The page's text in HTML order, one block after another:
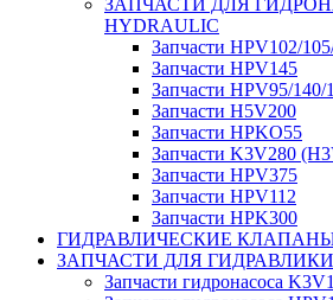
HYDRAULIC
Запчасти HPV102/
Запчасти HPV145
Запчасти HPV95/140/
Запчасти H5V200
Запчасти HPKO55
Запчасти K3V280
Запчасти HPV375
Запчасти HPV112
Запчасти HPK300
ГИДРАВЛИЧЕСКИЕ
ЗАПЧАСТИ ДЛЯ ГИДРАВЛИКИ
Запчасти гидронасоса